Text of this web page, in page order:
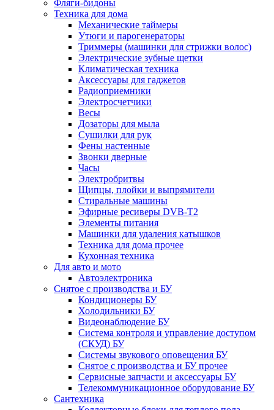
Фляги-бидоны
Техника для дома
Механические таймеры
Утюги и парогенераторы
Триммеры (машинки для стрижки волос)
Электрические зубные щетки
Климатическая техника
Аксессуары для гаджетов
Радиоприемники
Электросчетчики
Весы
Дозаторы для мыла
Сушилки для рук
Фены настенные
Звонки дверные
Часы
Электробритвы
Щипцы, плойки и выпрямители
Стиральные машины
Эфирные ресиверы DVB-T2
Элементы питания
Машинки для удаления катышков
Техника для дома прочее
Кухонная техника
Для авто и мото
Автоэлектроника
Снятое с производства и БУ
Кондиционеры БУ
Холодильники БУ
Видеонаблюдение БУ
Система контроля и управление доступом
(СКУД) БУ
Системы звукового оповещения БУ
Снятое с производства и БУ прочее
Сервисные запчасти и аксессуары БУ
Телекоммуникационное оборудование БУ
Сантехника